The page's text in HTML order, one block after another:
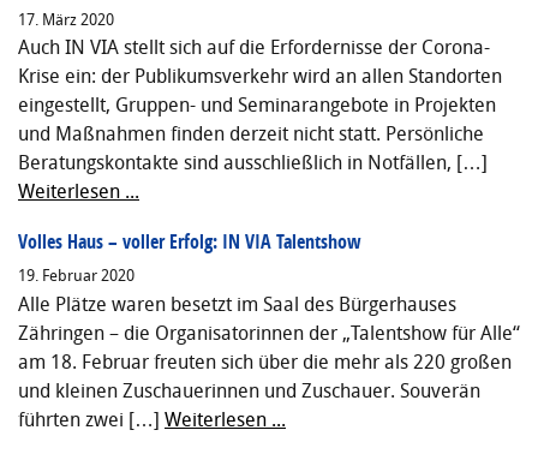
17. März 2020
Auch IN VIA stellt sich auf die Erfordernisse der Corona-
Krise ein: der Publikumsverkehr wird an allen Standorten
eingestellt, Gruppen- und Seminarangebote in Projekten
und Maßnahmen finden derzeit nicht statt. Persönliche
Beratungskontakte sind ausschließlich in Notfällen, […]
Weiterlesen ...
Volles Haus – voller Erfolg: IN VIA Talentshow
19. Februar 2020
Alle Plätze waren besetzt im Saal des Bürgerhauses
Zähringen – die Organisatorinnen der „Talentshow für Alle“
am 18. Februar freuten sich über die mehr als 220 großen
und kleinen Zuschauerinnen und Zuschauer. Souverän
führten zwei […] Weiterlesen ...